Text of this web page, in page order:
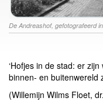
De Andreashof, gefotografeerd
‘Hofjes in de stad: er
binnen- en buitenwereld
(Willemijn Wilms Floet,